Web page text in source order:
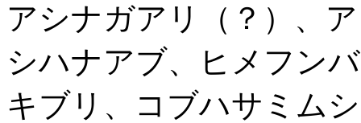
アシナガアリ（？）、
シハナアブ、ヒメフン
キブリ、コブハサミム